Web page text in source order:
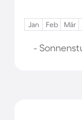
Jan Feb Mär
-